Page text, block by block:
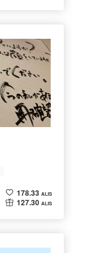
178.33 ALIS
127.30 ALIS